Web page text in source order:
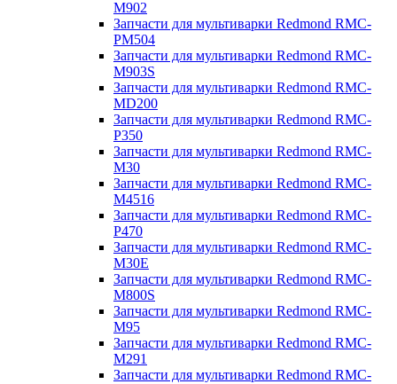
M902
Запчасти для мультиварки Redmond RMC-
PM504
Запчасти для мультиварки Redmond RMC-
M903S
Запчасти для мультиварки Redmond RMC-
MD200
Запчасти для мультиварки Redmond RMC-
P350
Запчасти для мультиварки Redmond RMC-
M30
Запчасти для мультиварки Redmond RMC-
M4516
Запчасти для мультиварки Redmond RMC-
P470
Запчасти для мультиварки Redmond RMC-
M30E
Запчасти для мультиварки Redmond RMC-
M800S
Запчасти для мультиварки Redmond RMC-
M95
Запчасти для мультиварки Redmond RMC-
M291
Запчасти для мультиварки Redmond RMC-